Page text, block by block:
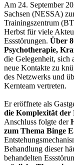
Am 24. September
Sachsen (NESSA)
Trainingszentrum
Herbst für viele
Essstörungen. Über
Psychotherapie,
die Gelegenheit, sich
neue Kontakte zu
des Netzwerks und
Kernteam vertreten.
Er eröffnete als
die Komplexität der
Anschluss folgte der
zum Thema Binge
Behandlung dieser
behandelten